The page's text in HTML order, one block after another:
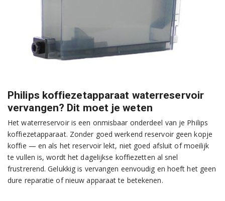
Philips koffiezetapparaat waterreservoir
vervangen? Dit moet je weten
Het waterreservoir is een onmisbaar onderdeel van je Philips
koffiezetapparaat. Zonder goed werkend reservoir geen kopje
koffie — en als het reservoir lekt, niet goed afsluit of moeilijk
te vullen is, wordt het dagelijkse koffiezetten al snel
frustrerend. Gelukkig is vervangen eenvoudig en hoeft het geen
dure reparatie of nieuw apparaat te betekenen.